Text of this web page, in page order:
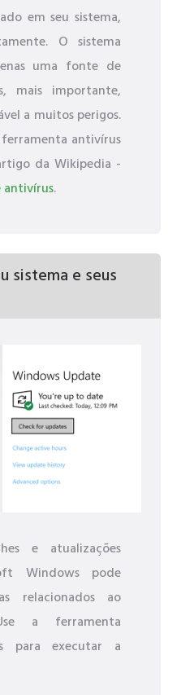
em seu sistema,
O sistema
uma fonte de
mais importante,
a muitos perigos.
antivírus
da Wikipedia -
antivírus.
sistema e seus
e atualizações
Windows pode
relacionados ao
a ferramenta
para executar a